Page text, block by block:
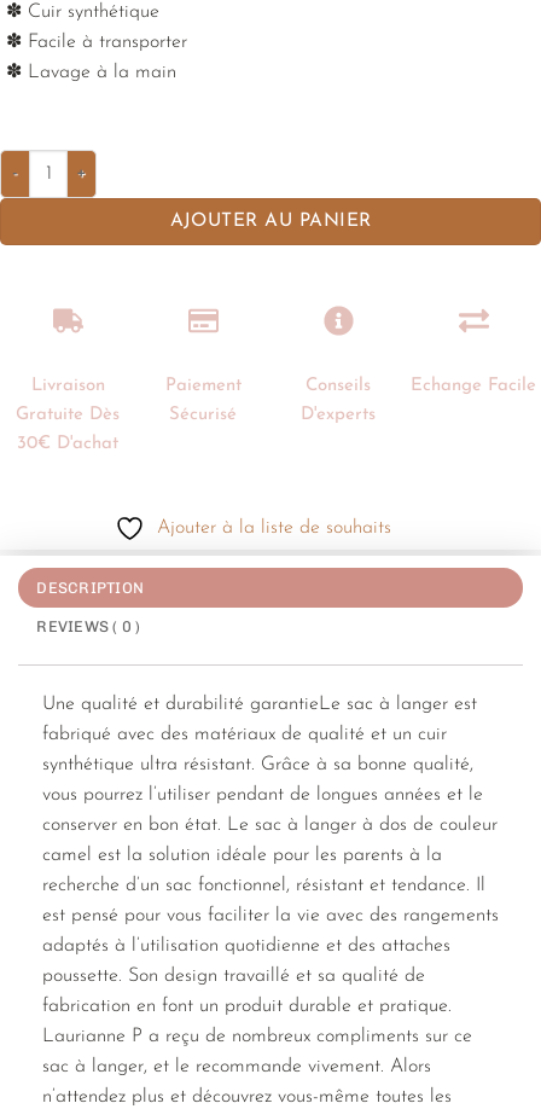
✽ Cuir synthétique
✽ Facile à transporter
✽ Lavage à la main
AJOUTER AU PANIER
Livraison
Gratuite Dès
30€ D'achat
Paiement
Sécurisé
Conseils
D'experts
Echange Facile
Ajouter à la liste de souhaits
DESCRIPTION
REVIEWS ( 0 )
Une qualité et durabilité garantieLe sac à langer est
fabriqué avec des matériaux de qualité et un cuir
synthétique ultra résistant. Grâce à sa bonne qualité,
vous pourrez l’utiliser pendant de longues années et le
conserver en bon état. Le sac à langer à dos de couleur
camel est la solution idéale pour les parents à la
recherche d’un sac fonctionnel, résistant et tendance. Il
est pensé pour vous faciliter la vie avec des rangements
adaptés à l’utilisation quotidienne et des attaches
poussette. Son design travaillé et sa qualité de
fabrication en font un produit durable et pratique.
Laurianne P a reçu de nombreux compliments sur ce
sac à langer, et le recommande vivement. Alors
n’attendez plus et découvrez vous-même toutes les